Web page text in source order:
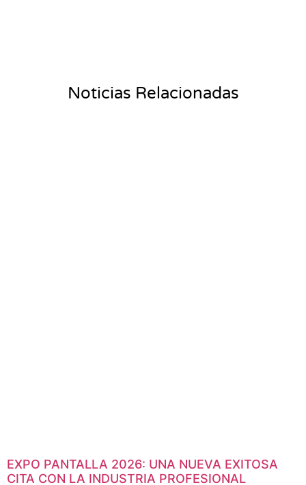
Noticias Relacionadas
EXPO PANTALLA 2026: UNA NUEVA EXITOSA
CITA CON LA INDUSTRIA PROFESIONAL